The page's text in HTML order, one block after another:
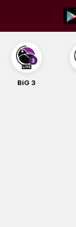
content
BiG 3